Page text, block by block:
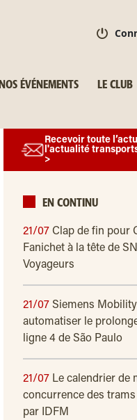
NOS ÉVÉNEMENTS LE CLUB
Recevoir toute
l'actualité
>
EN CONTINU
21/07 Clap de fin pour
Fanichet à la tête de
Voyageurs
21/07 Siemens
automatiser le
ligne 4 de São Paulo
21/07 Le calendrier de
concurrence des
par IDFM